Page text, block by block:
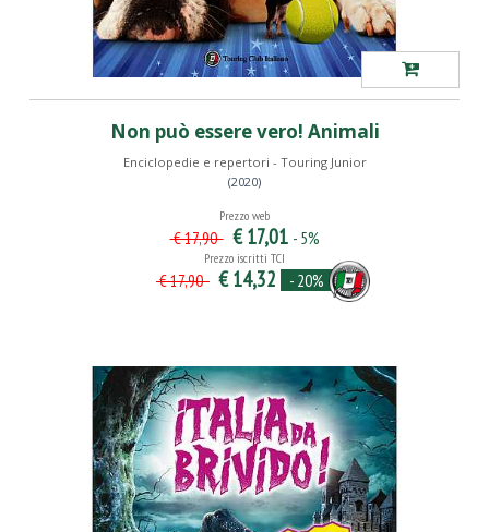
Non può essere vero! Animali
Enciclopedie e repertori - Touring Junior
(2020)
Prezzo web
€ 17,90 € 17,01 - 5%
Prezzo iscritti TCI
€ 17,90 € 14,32 - 20%